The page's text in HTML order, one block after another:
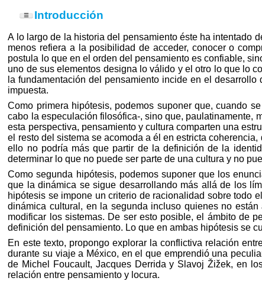
☰
»Introducción
»Cogito y locura
»La lucha de Artaud
»Conclusiones
Introducción
A lo largo de la historia del pensamiento éste ha intentado
menos refiera a la posibilidad de acceder, conocer o
postula lo que en el orden del pensamiento es confiable,
uno de sus elementos designa lo válido y el otro lo que lo
la fundamentación del pensamiento incide en el
impuesta.
Como primera hipótesis, podemos suponer que, cuando
cabo la especulación filosófica-, sino que, paulatinamente,
esta perspectiva, pensamiento y cultura comparten una
el resto del sistema se acomoda a él en estricta
ello no podría más que partir de la definición de la
determinar lo que no puede ser parte de una cultura y no
Como segunda hipótesis, podemos suponer que los
que la dinámica se sigue desarrollando más allá de los
hipótesis se impone un criterio de racionalidad sobre todo
dinámica cultural, en la segunda incluso quienes no
modificar los sistemas. De ser esto posible, el ámbito de
definición del pensamiento. Lo que en ambas hipótesis se
En este texto, propongo explorar la conflictiva relación
durante su viaje a México, en el que emprendió una
de Michel Foucault, Jacques Derrida y Slavoj Žižek, en
relación entre pensamiento y locura.